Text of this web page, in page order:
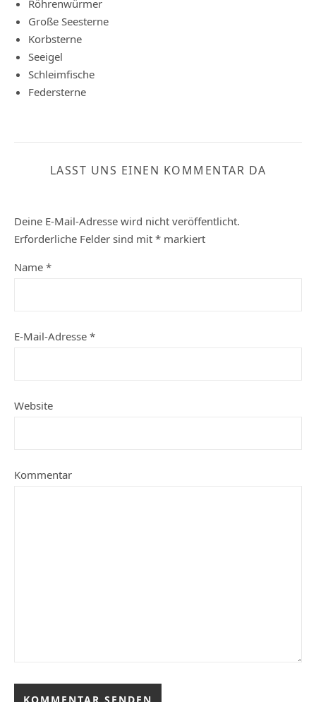
Röhrenwürmer
Große Seesterne
Korbsterne
Seeigel
Schleimfische
Federsterne
LASST UNS EINEN KOMMENTAR DA
Deine E-Mail-Adresse wird nicht veröffentlicht.
Erforderliche Felder sind mit * markiert
Name *
E-Mail-Adresse *
Website
Kommentar